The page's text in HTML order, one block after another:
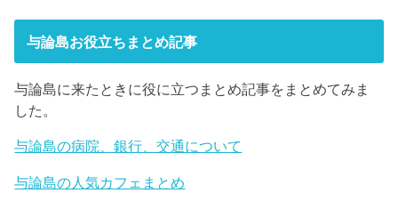
与論島お役立ちまとめ記事
与論島に来たときに役に立つまとめ記事をまとめてみま
した。
与論島の病院、銀行、交通について
与論島の人気カフェまとめ